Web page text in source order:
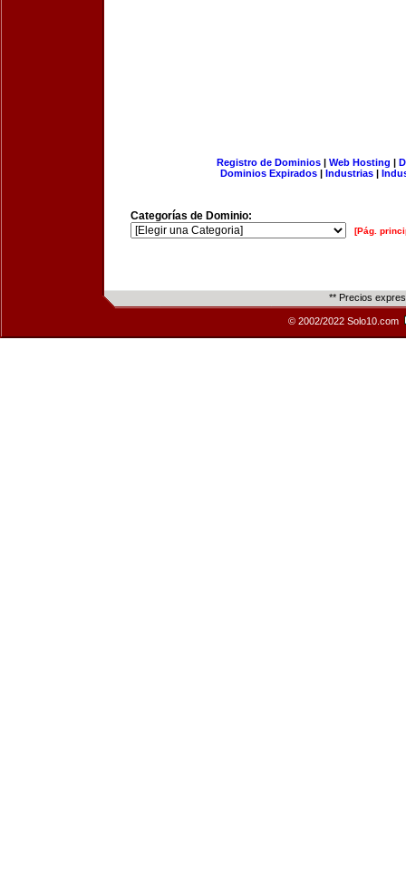
Registro de Dominios| Web Hosting |
Dominios Expirados | Industrias |
Categorías de Dominio:
[Pág.
** Precios
© 2002/2022 Solo10.com